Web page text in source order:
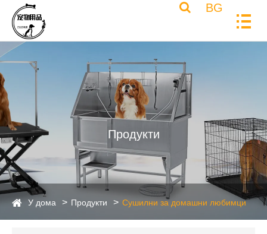
BG
Продукти
У дома Продукти Сушилни за домашни любимци